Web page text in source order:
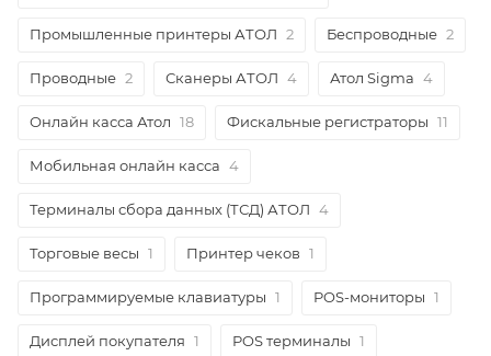
Промышленные принтеры АТОЛ 2 Беспроводные 2
Проводные 2 Сканеры АТОЛ 4 Атол Sigma 4
Онлайн касса Атол 18 Фискальные регистраторы 11
Мобильная онлайн касса 4
Терминалы сбора данных (ТСД) АТОЛ 4
Торговые весы 1 Принтер чеков 1
Программируемые клавиатуры 1 POS-мониторы 1
Дисплей покупателя 1 POS терминалы 1